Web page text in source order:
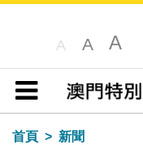
A A A
目錄
首頁
新聞